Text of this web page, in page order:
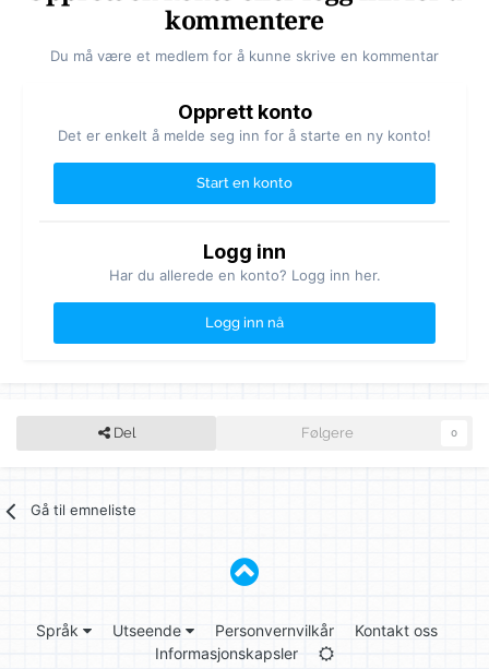
kommentere
Du må være et medlem for å kunne skrive en kommentar
Opprett konto
Det er enkelt å melde seg inn for å starte en ny konto!
Start en konto
Logg inn
Har du allerede en konto? Logg inn her.
Logg inn nå
Del Følgere 0
Gå til emneliste
Språk Utseende Personvernvilkår
Kontakt oss
Informasjonskapsler